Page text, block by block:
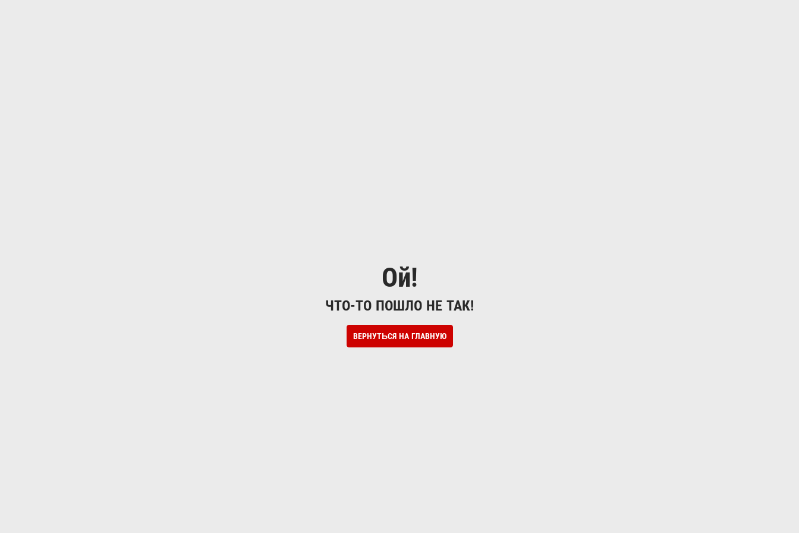
Ой!
ЧТО-ТО ПОШЛО НЕ ТАК!
ВЕРНУТЬСЯ НА ГЛАВНУЮ